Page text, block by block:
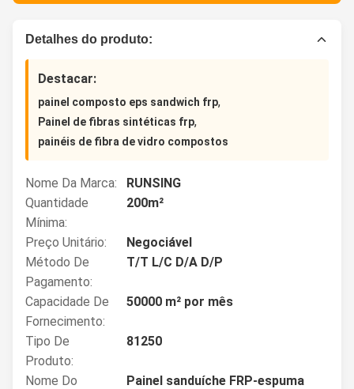
Detalhes do produto:
Destacar:
painel composto eps sandwich frp,
Painel de fibras sintéticas frp,
painéis de fibra de vidro compostos
Nome Da Marca:
RUNSING
Quantidade
Mínima:
200m²
Preço Unitário:
Negociável
Método De
Pagamento:
T/T L/C D/A D/P
Capacidade De
Fornecimento:
50000 m² por mês
Tipo De
Produto:
81250
Nome Do
Painel sanduíche FRP-espuma